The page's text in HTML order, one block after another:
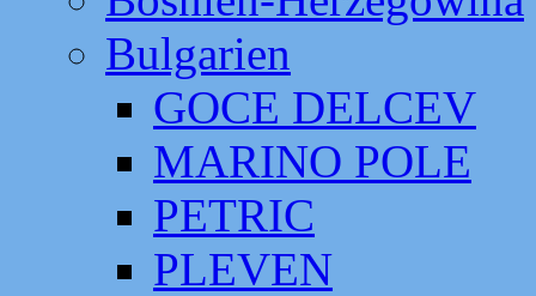
Bulgarien
GOCE DELCEV
MARINO POLE
PETRIC
PLEVEN